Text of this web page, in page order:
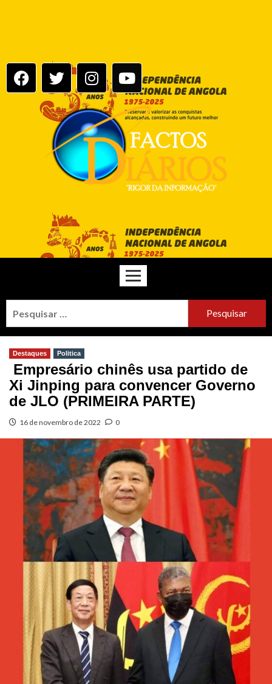
Destaques Politica
Empresário chinês usa partido de
Xi Jinping para convencer Governo
de JLO (PRIMEIRA PARTE)
16 de novembro de 2022 0